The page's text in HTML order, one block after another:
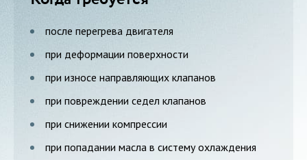
после перегрева двигателя
при деформации поверхности
при износе направляющих клапанов
при повреждении седел клапанов
при снижении компрессии
при попадании масла в систему охлаждения